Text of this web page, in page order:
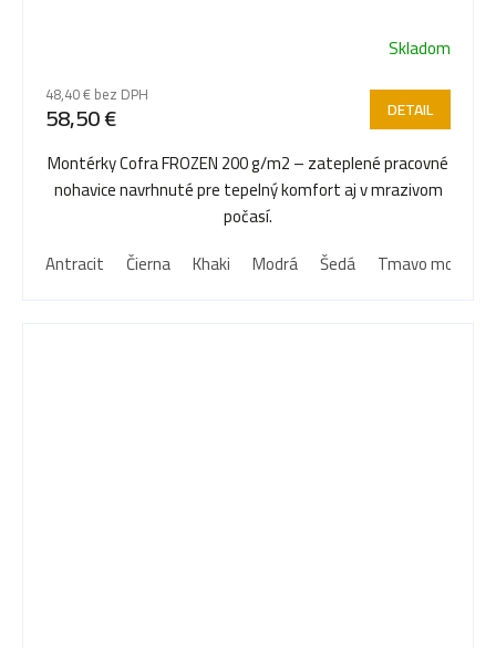
Skladom
48,40 € bez DPH
58,50 € DETAIL
Montérky Cofra FROZEN 200 g/m2 – zateplené pracovné
nohavice navrhnuté pre tepelný komfort aj v mrazivom
počasí.
Antracit
Čierna Khaki Modrá Šedá Tmavo modrá